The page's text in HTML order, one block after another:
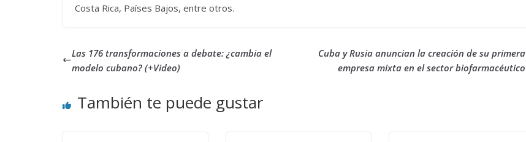
Costa Rica, Países Bajos, entre otros.
Las 176 transformaciones a debate: ¿cambia el
modelo cubano? (+Video)
Cuba y Rusia anuncian la creación de su primera
empresa mixta en el sector biofarmacéutico
También te puede gustar